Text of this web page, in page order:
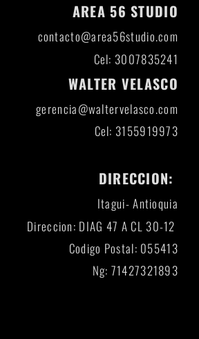
AREA 56 STUDIO
contacto@area56studio.com
Cel: 3007835241
WALTER VELASCO
gerencia@waltervelasco.com
Cel: 3155919973
DIRECCION:
Itagui- Antioquia
Direccion: DIAG 47 A CL 30-12
Codigo Postal: 055413
Ng: 71427321893